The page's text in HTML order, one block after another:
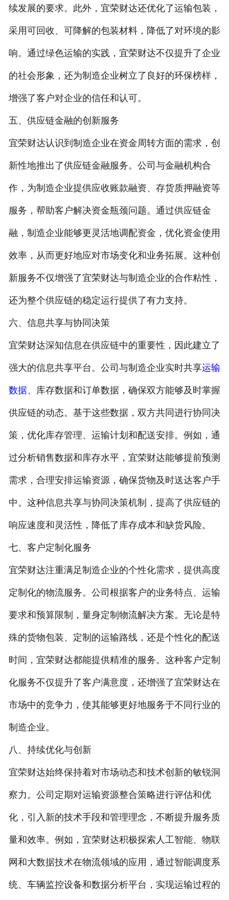
续发展的要求。此外，宜荣财达还优化了运输包装，
采用可回收、可降解的包装材料，降低了对环境的影
响。通过绿色运输的实践，宜荣财达不仅提升了企业
的社会形象，还为制造企业树立了良好的环保榜样，
增强了客户对企业的信任和认可。
五、供应链金融的创新服务
宜荣财达认识到制造企业在资金周转方面的需求，创
新性地推出了供应链金融服务。公司与金融机构合
作，为制造企业提供应收账款融资、存货质押融资等
服务，帮助客户解决资金瓶颈问题。通过供应链金
融，制造企业能够更灵活地调配资金，优化资金使用
效率，从而更好地应对市场变化和业务拓展。这种创
新服务不仅增强了宜荣财达与制造企业的合作粘性，
还为整个供应链的稳定运行提供了有力支持。
六、信息共享与协同决策
宜荣财达深知信息在供应链中的重要性，因此建立了
强大的信息共享平台。公司与制造企业实时共享运输
数据、库存数据和订单数据，确保双方能够及时掌握
供应链的动态。基于这些数据，双方共同进行协同决
策，优化库存管理、运输计划和配送安排。例如，通
过分析销售数据和库存水平，宜荣财达能够提前预测
需求，合理安排运输资源，确保货物及时送达客户手
中。这种信息共享与协同决策机制，提高了供应链的
响应速度和灵活性，降低了库存成本和缺货风险。
七、客户定制化服务
宜荣财达注重满足制造企业的个性化需求，提供高度
定制化的物流服务。公司根据客户的业务特点、运输
要求和预算限制，量身定制物流解决方案。无论是特
殊的货物包装、定制的运输路线，还是个性化的配送
时间，宜荣财达都能提供精准的服务。这种客户定制
化服务不仅提升了客户满意度，还增强了宜荣财达在
市场中的竞争力，使其能够更好地服务于不同行业的
制造企业。
八、持续优化与创新
宜荣财达始终保持着对市场动态和技术创新的敏锐洞
察力。公司定期对运输资源整合策略进行评估和优
化，引入新的技术手段和管理理念，不断提升服务质
量和效率。例如，宜荣财达积极探索人工智能、物联
网和大数据技术在物流领域的应用，通过智能调度系
统、车辆监控设备和数据分析平台，实现运输过程的